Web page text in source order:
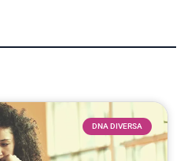
DNA DIVERSA